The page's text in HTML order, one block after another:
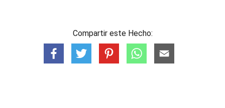
Compartir este Hecho: